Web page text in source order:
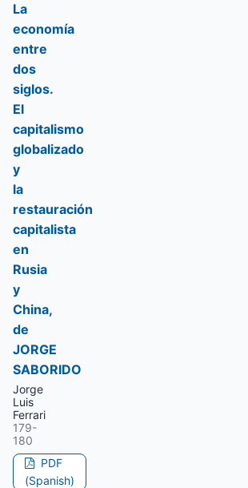
La
economía
entre
dos
siglos.
El
capitalismo
globalizado
y
la
restauración
capitalista
en
Rusia
y
China,
de
JORGE
SABORIDO
Jorge
Luis
Ferrari
179-
180
PDF
(Spanish)